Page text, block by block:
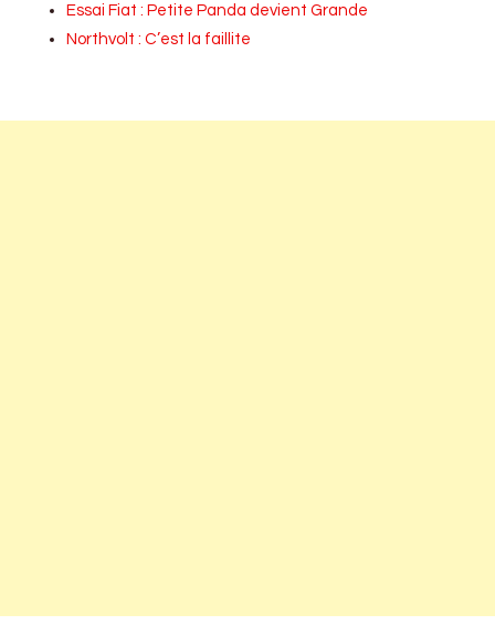
Essai Fiat : Petite Panda devient Grande
Northvolt : C’est la faillite